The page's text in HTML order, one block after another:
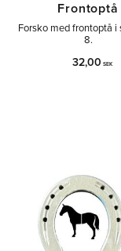
Frontoptå
Forsko med frontoptå i
8.
32,00 SEK